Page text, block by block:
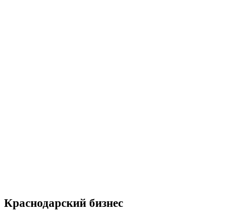
Краснодарский бизнес